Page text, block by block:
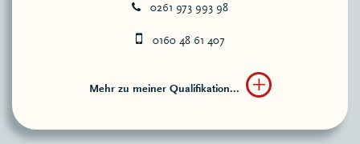
0261 973 993 98
0160 48 61 407
Mehr zu meiner Qualifikation...